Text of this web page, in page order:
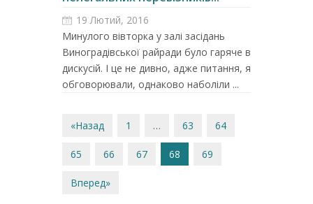
19 Лютий, 2016
Минулого вівторка у залі засідань
Виноградівської райради було гаряче від
дискусій. І це не дивно, адже питання, які
обговорювали, однаково наболіли ...
«Назад 1 … 63 64
65 66 67 68 69
Вперед»